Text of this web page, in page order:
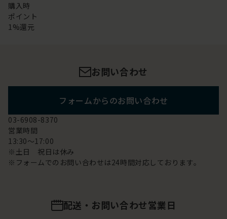
購入時
ポイント
1%還元
お問い合わせ
フォームからのお問い合わせ
03-6908-8370
営業時間
13:30～17:00
※土日 祝日は休み
※フォームでのお問い合わせは24時間対応しております。
配送・お問い合わせ営業日